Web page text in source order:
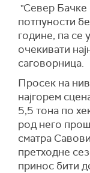
"Север Бачке
потпуности
године, па се
очекивати
саговорница.
Просек на
најгорем
5,5 тона по
род него
сматра
претходне
принос бити